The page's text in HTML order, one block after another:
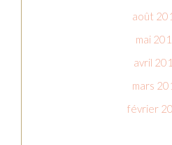
août
mai
avril
mars
février